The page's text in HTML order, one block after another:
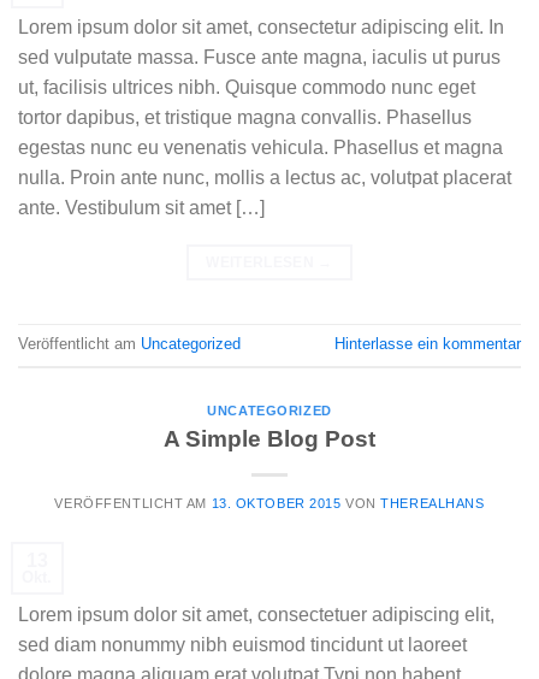
Lorem ipsum dolor sit amet, consectetur adipiscing elit. In
sed vulputate massa. Fusce ante magna, iaculis ut purus
ut, facilisis ultrices nibh. Quisque commodo nunc eget
tortor dapibus, et tristique magna convallis. Phasellus
egestas nunc eu venenatis vehicula. Phasellus et magna
nulla. Proin ante nunc, mollis a lectus ac, volutpat placerat
ante. Vestibulum sit amet […]
Veröffentlicht am Uncategorized Hinterlasse ein kommentar
UNCATEGORIZED
A Simple Blog Post
VERÖFFENTLICHT AM 13. OKTOBER 2015 VONTHEREALHANS
Lorem ipsum dolor sit amet, consectetuer adipiscing elit,
sed diam nonummy nibh euismod tincidunt ut laoreet
dolore magna aliquam erat volutpat.Typi non habent